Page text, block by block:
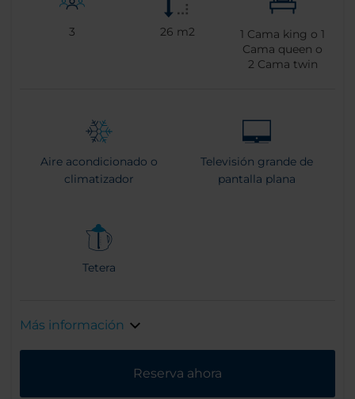
3 26 m2 1 Cama king o1
Cama queen o
2 Cama twin
Aire acondicionado o
climatizador
Televisión grande de
pantalla plana
Tetera
Más información
Reserva ahora